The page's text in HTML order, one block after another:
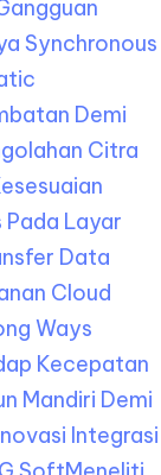
Synchronous
Demi
Citra
Layar
Data
Cloud
Ways
Kecepatan
Mandiri Demi
Integrasi